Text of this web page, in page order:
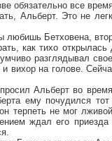
все время
Это не
Бетховена,
как тихо открылась
разглядывал
вихор на голове.
Альберт во время
ему почудился
терпеть не мог
ждал его